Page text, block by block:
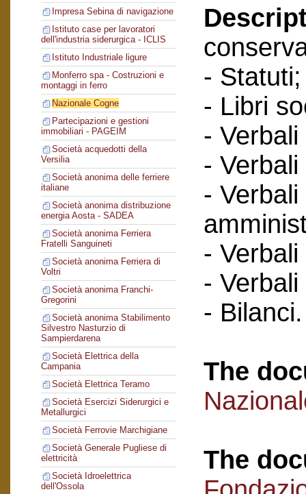
Impresa Sebina di navigazione
Istituto case per lavoratori
dell'industria siderurgica - ICLIS
Istituto Industriale ligure
Monferro spa - Costruzioni e
montaggi in ferro
Nazionale Cogne
Partecipazioni e gestioni
immobiliari - PAGEIM
Società acquedotti della
Versilia
Società anonima delle ferriere
italiane
Società anonima distribuzione
energia Aosta - SADEA
Società anonima Ferriera
Fratelli Sanguineti
Società anonima Ferriera di
Voltri
Società anonima Franchi-
Gregorini
Società anonima Stabilimento
Silvestro Nasturzio di
Sampierdarena
Società Elettrica della
Campania
Società Elettrica Teramo
Società Esercizi Siderurgici e
Metallurgici
Società Ferrovie Marchigiane
Società Generale Pugliese di
elettricità
Società Idroelettrica
dell'Ossola
- Statuti;
- Libri
-
-
-
-
-
- Bilanci.
The
The